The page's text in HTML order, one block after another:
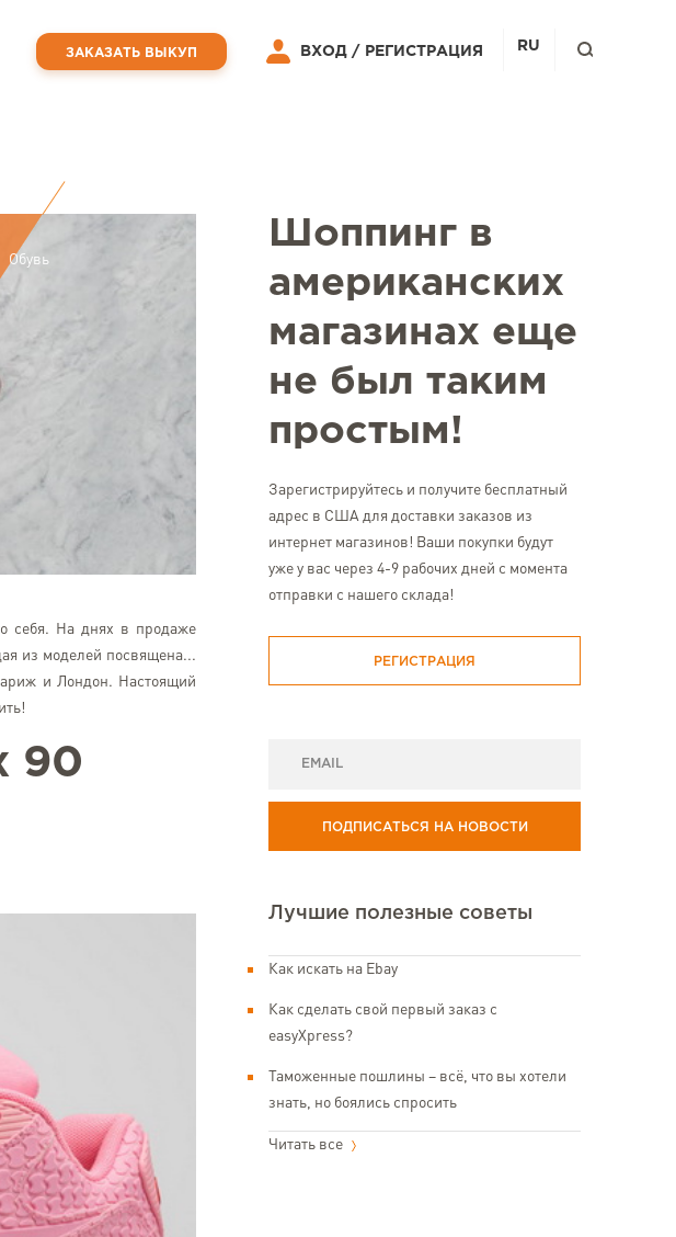
Обувь
себя. На днях в продаже
из моделей посвящена...
и Лондон. Настоящий
90
Шоппинг в
американских
магазинах еще
не был таким
простым!
Зарегистрируйтесь и получите бесплатный
адрес в США для доставки заказов из
интернет магазинов! Ваши покупки будут
уже у вас через 4-9 рабочих дней с момента
отправки с нашего склада!
РЕГИСТРАЦИЯ
ПОДПИСАТЬСЯ НА НОВОСТИ
Лучшие полезные советы
Как искать на Ebay
Как сделать свой первый заказ с
easyXpress?
Таможенные пошлины – всё, что вы хотели
знать, но боялись спросить
Читать все
ЗАКАЗАТЬ ВЫКУП ВХОД / РЕГИСТРАЦИЯ RU